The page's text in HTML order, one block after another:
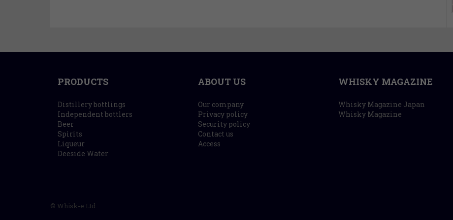
PRODUCTS
Distillery bottlings
Independent bottlers
Beer
Spirits
Liqueur
Deeside Water
ABOUT US
Our company
Privacy policy
Security policy
Contact us
Access
WHISKY MAGAZINE
Whisky Magazine Japan
Whisky Magazine
© Whisk-e Ltd.